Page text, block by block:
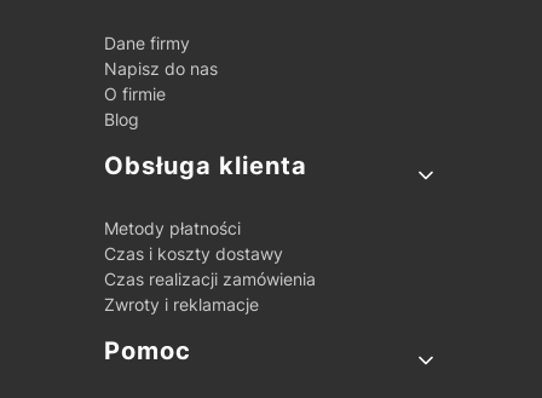
Dane firmy
Napisz do nas
O firmie
Blog
Obsługa klienta
Metody płatności
Czas i koszty dostawy
Czas realizacji zamówienia
Zwroty i reklamacje
Pomoc